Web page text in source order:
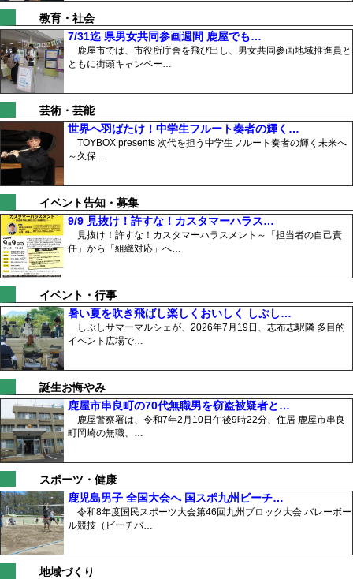
教育・社会
7/31迄 県男女共同参画週間 鹿屋でも…
鹿屋市では、市役所庁舎を飛び出し、男女共同参画地域推進員と
ともに街頭キャンペー…
芸術・芸能
世界へ羽ばたけ！中学生フルート奏者の輝く…
TOYBOX presents 次代を担う中学生フルート奏者の輝く未来へ
～久保…
イベント告知・募集
9/9 見抜け！許すな！カスタマーハラス…
見抜け！許すな！カスタマーハラスメント～「担当者の自己責
任」から「組織対応」へ…
イベント・行事
暑い夏を吹き飛ばし楽しくおいしく しぶし…
しぶしサマーマルシェが、2026年7月19日、志布志駅隣 多目的
イベント広場で…
誕生お悔やみ
鹿屋市串良町の70代無職男を窃盗被疑者と…
鹿屋警察署は、令和7年2月10日午後9時22分、住居 鹿屋市串良
町岡崎の無職、…
スポーツ・健康
鹿児島男子 全国大会へ 国スポ九州ビーチ…
令和8年度国民スポーツ大会第46回九州ブロック大会 バレーボー
ル競技（ビーチバ…
地域づくり